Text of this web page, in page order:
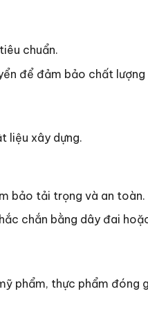
chuẩn.
để đảm bảo chất lượng
liệu xây dựng.
bảo tải trọng và an toàn.
chắn bằng dây đai
phẩm, thực phẩm đóng